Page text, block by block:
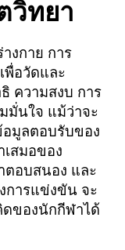
วิทยา
งกาย การ
พื่อวัดและ
ความสงบ การ
มั่นใจ แม้ว่าจะ
มูลตอบรับของ
สมอของ
ตอบสนอง และ
การแข่งขัน จะ
ดของนักกีฬาได้